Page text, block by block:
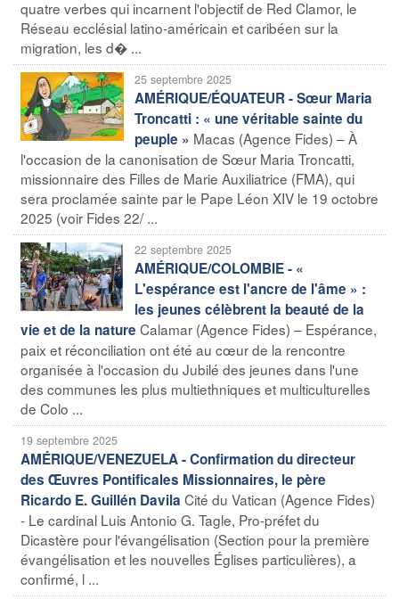
quatre verbes qui incarnent l'objectif de Red Clamor, le
Réseau ecclésial latino-américain et caribéen sur la
migration, les d� ...
25 septembre 2025
AMÉRIQUE/ÉQUATEUR - Sœur Maria
Troncatti : « une véritable sainte du
peuple » Macas (Agence Fides) – À
l'occasion de la canonisation de Sœur Maria Troncatti,
missionnaire des Filles de Marie Auxiliatrice (FMA), qui
sera proclamée sainte par le Pape Léon XIV le 19 octobre
2025 (voir Fides 22/ ...
22 septembre 2025
AMÉRIQUE/COLOMBIE - «
L'espérance est l'ancre de l'âme » :
les jeunes célèbrent la beauté de la
vie et de la nature Calamar (Agence Fides) – Espérance,
paix et réconciliation ont été au cœur de la rencontre
organisée à l'occasion du Jubilé des jeunes dans l'une
des communes les plus multiethniques et multiculturelles
de Colo ...
19 septembre 2025
AMÉRIQUE/VENEZUELA - Confirmation du directeur
des Œuvres Pontificales Missionnaires, le père
Ricardo E. Guillén Davila Cité du Vatican (Agence Fides)
- Le cardinal Luis Antonio G. Tagle, Pro-préfet du
Dicastère pour l'évangélisation (Section pour la première
évangélisation et les nouvelles Églises particulières), a
confirmé, l ...